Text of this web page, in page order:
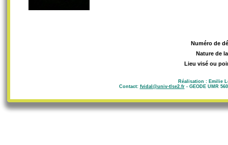
Numéro de
Nature de
Lieu visé ou
Réalisation : Emilie
Contact: fvidal@univ-tlse2.fr- GEODE UMR